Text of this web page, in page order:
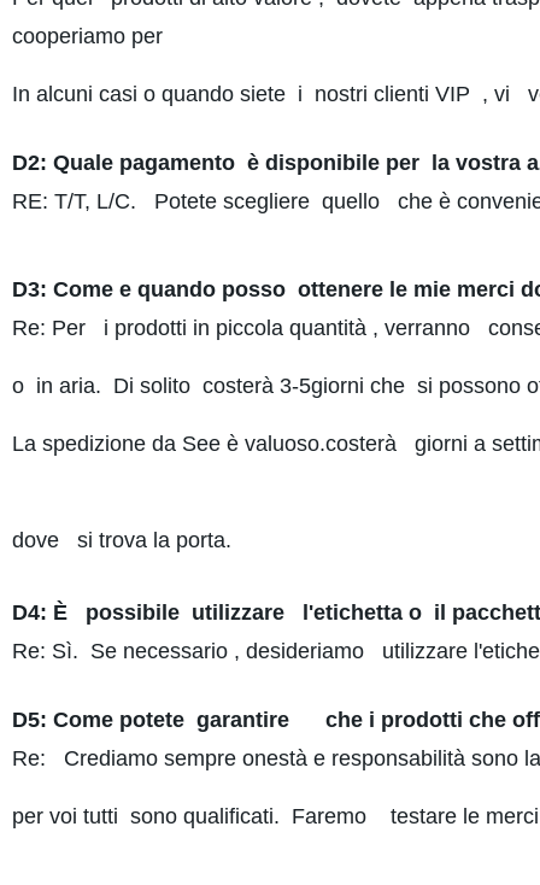
cooperiamo per
In alcuni casi o quando siete i nostri clienti VIP , vi
D2: Quale pagamento è disponibile per la vostra
RE: T/T, L/C. Potete scegliere quello che è
D3: Come e quando posso ottenere le mie merci
Re: Per i prodotti in piccola quantità , verranno
o in aria. Di solito costerà 3-5giorni che si possono
La spedizione da See è valuoso.costerà giorni a
dove si trova la porta.
D4: È possibile utilizzare l'etichetta o il
Re: Sì. Se necessario , desideriamo utilizzare
D5: Come potete garantire che i prodotti che
Re: Crediamo sempre onestà e responsabilità sono
per voi tutti sono qualificati. Faremo testare le